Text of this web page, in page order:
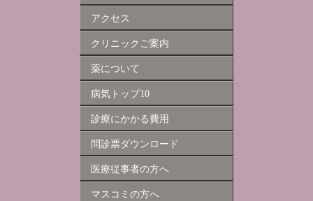
アクセス
クリニックご案内
薬について
病気トップ10
診療にかかる費用
問診票ダウンロード
医療従事者の方へ
マスコミの方へ